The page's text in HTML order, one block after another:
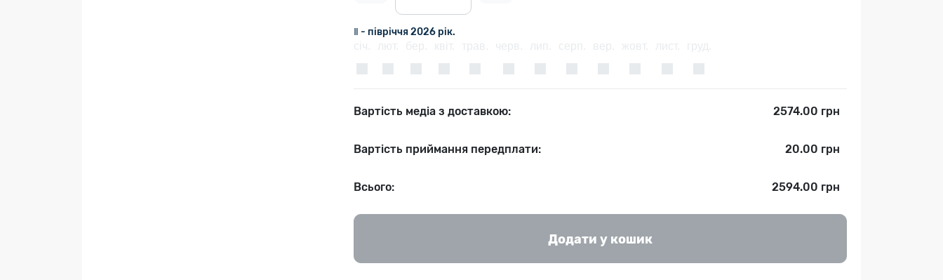
Ⅱ - півріччя 2026 рік.
Вартість медіа з доставкою: 2574.00 грн
Вартість приймання передплати: 20.00 грн
Всього: 2594.00 грн
Додати у кошик